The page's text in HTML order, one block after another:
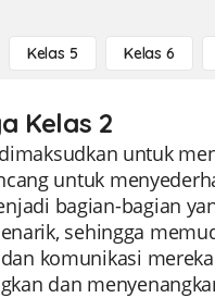
Kelas 5 Kelas 6
Kelas 2
untuk
untuk
bagian-bagian
sehingga
komunikasi
dan